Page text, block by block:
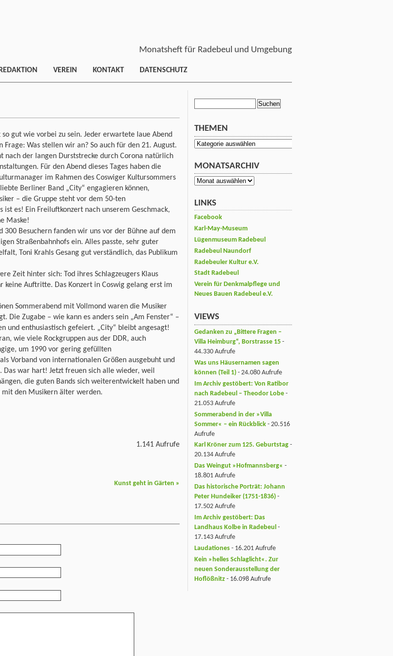
Monatsheft für Radebeul und Umgebung
REDAKTION VEREIN KONTAKT DATENSCHUTZ
so gut wie vorbei zu sein. Jeder erwartete laue Abend
Frage: Was stellen wir an? So auch für den 21. August.
nach der langen Durststrecke durch Corona natürlich
Für den Abend dieses Tages haben die
im Rahmen des Coswiger Kultursommers
Berliner Band „City“ engagieren können,
– die Gruppe steht vor dem 50-ten
ist es! Ein Freiluftkonzert nach unserem Geschmack,
Maske!
300 Besuchern fanden wir uns vor der Bühne auf dem
Straßenbahnhofs ein. Alles passte, sehr guter
Toni Krahls Gesang gut verständlich, das Publikum
Zeit hinter sich: Tod ihres Schlagzeugers Klaus
keine Auftritte. Das Konzert in Coswig gelang erst im
Sommerabend mit Vollmond waren die Musiker
Die Zugabe – wie kann es anders sein „Am Fenster“ –
und enthusiastisch gefeiert. „City“ bleibt angesagt!
wie viele Rockgruppen aus der DDR, auch
um 1990 vor gering gefüllten
Vorband von internationalen Größen ausgebuht und
Das war hart! Jetzt freuen sich alle wieder, weil
die guten Bands sich weiterentwickelt haben und
den Musikern älter werden.
1.141 Aufrufe
Kunst geht in Gärten »
THEMEN
Themen
MONATSARCHIV
Monatsarchiv
LINKS
Facebook
Karl-May-Museum
Lügenmuseum Radebeul
Radebeul Naundorf
Radebeuler Kultur e.V.
Stadt Radebeul
Verein für Denkmalpflege und
Neues Bauen Radebeul e.V.
VIEWS
Gedanken zu „Bittere Fragen –
Villa Heimburg“, Borstrasse 15 -
44.330 Aufrufe
Was uns Häusernamen sagen
können (Teil 1) - 24.080 Aufrufe
Im Archiv gestöbert: Von Ratibor
nach Radebeul – Theodor Lobe -
21.053 Aufrufe
Sommerabend in der »Villa
Sommer« – ein Rückblick - 20.516
Aufrufe
Karl Kröner zum 125. Geburtstag -
20.134 Aufrufe
Das Weingut »Hofmannsberg« -
18.801 Aufrufe
Das historische Porträt: Johann
Peter Hundeiker (1751-1836) -
17.502 Aufrufe
Im Archiv gestöbert: Das
Landhaus Kolbe in Radebeul -
17.143 Aufrufe
Laudationes - 16.201 Aufrufe
Kein »helles Schlaglicht«. Zur
neuen Sonderausstellung der
Hoflößnitz - 16.098 Aufrufe